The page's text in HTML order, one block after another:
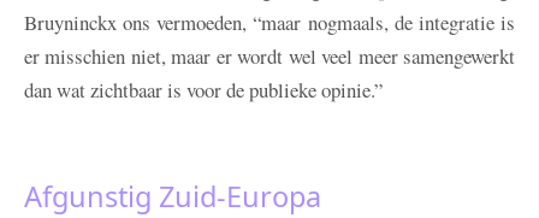
Bruyninckx ons vermoeden, “maar nogmaals, de integratie is
er misschien niet, maar er wordt wel veel meer samengewerkt
dan wat zichtbaar is voor de publieke opinie.”
Afgunstig Zuid-Europa